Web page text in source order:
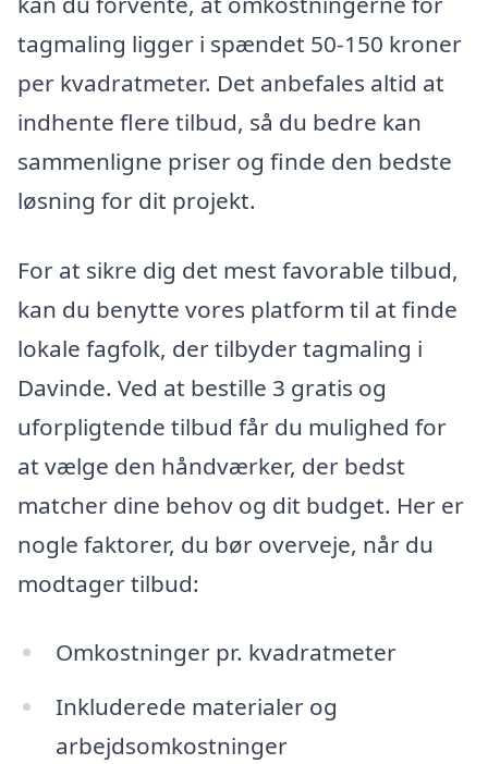
tagmaling ligger i spændet 50-150 kroner
per kvadratmeter. Det anbefales altid at
indhente flere tilbud, så du bedre kan
sammenligne priser og finde den bedste
løsning for dit projekt.
For at sikre dig det mest favorable tilbud,
kan du benytte vores platform til at finde
lokale fagfolk, der tilbyder tagmaling i
Davinde. Ved at bestille 3 gratis og
uforpligtende tilbud får du mulighed for
at vælge den håndværker, der bedst
matcher dine behov og dit budget. Her er
nogle faktorer, du bør overveje, når du
modtager tilbud:
Omkostninger pr. kvadratmeter
Inkluderede materialer og
arbejdsomkostninger